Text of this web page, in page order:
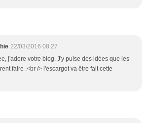
22/03/2016 08:27
j'adore votre blog. J'y puise des idées que les
faire .<br /> l'escargot va être fait cette